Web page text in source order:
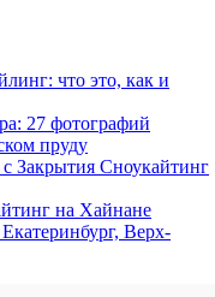
что это, как и
27 фотографий
пруду
Закрытия Сноукайтинг
на Хайнане
Верх-